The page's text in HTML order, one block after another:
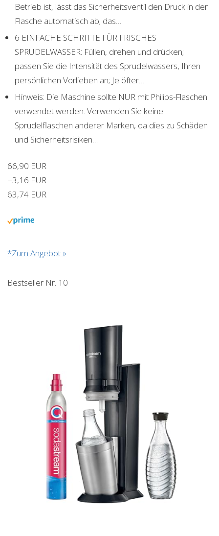
Betrieb ist, lässt das Sicherheitsventil den Druck in der
Flasche automatisch ab; das…
6 EINFACHE SCHRITTE FÜR FRISCHES
SPRUDELWASSER: Füllen, drehen und drücken;
passen Sie die Intensität des Sprudelwassers, Ihren
persönlichen Vorlieben an; Je öfter…
Hinweis: Die Maschine sollte NUR mit Philips-Flaschen
verwendet werden. Verwenden Sie keine
Sprudelflaschen anderer Marken, da dies zu Schäden
und Sicherheitsrisiken…
66,90 EUR
−3,16 EUR
63,74 EUR
*Zum Angebot »
Bestseller Nr. 10